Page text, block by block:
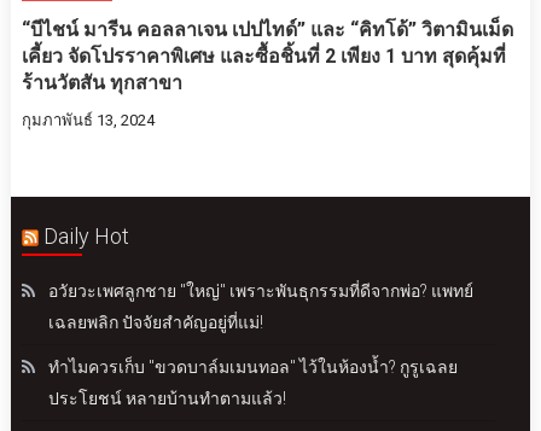
“บีไชน์ มารีน คอลลาเจน เปปไทด์” และ “คิทโด้” วิตามินเม็ด
เคี้ยว จัดโปรราคาพิเศษ และซื้อชิ้นที่ 2 เพียง 1 บาท สุดคุ้มที่
ร้านวัตสัน ทุกสาขา
กุมภาพันธ์ 13, 2024
Daily Hot
อวัยวะเพศลูกชาย "ใหญ่" เพราะพันธุกรรมที่ดีจากพ่อ? แพทย์
เฉลยพลิก ปัจจัยสำคัญอยู่ที่แม่!
ทำไมควรเก็บ "ขวดบาล์มเมนทอล" ไว้ในห้องน้ำ? กูรูเฉลย
ประโยชน์ หลายบ้านทำตามแล้ว!